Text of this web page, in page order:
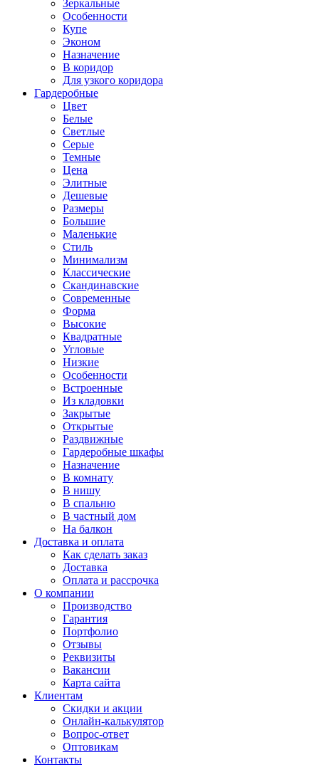
Зеркальные
Особенности
Купе
Эконом
Назначение
В коридор
Для узкого коридора
Гардеробные
Цвет
Белые
Светлые
Серые
Темные
Цена
Элитные
Дешевые
Размеры
Большие
Маленькие
Стиль
Минимализм
Классические
Скандинавские
Современные
Форма
Высокие
Квадратные
Угловые
Низкие
Особенности
Встроенные
Из кладовки
Закрытые
Открытые
Раздвижные
Гардеробные шкафы
Назначение
В комнату
В нишу
В спальню
В частный дом
На балкон
Доставка и оплата
Как сделать заказ
Доставка
Оплата и рассрочка
О компании
Производство
Гарантия
Портфолио
Отзывы
Реквизиты
Вакансии
Карта сайта
Клиентам
Скидки и акции
Онлайн-калькулятор
Вопрос-ответ
Оптовикам
Контакты